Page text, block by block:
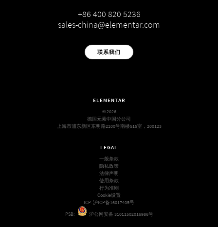
+86 400 820 5236
sales-china@elementar.com
联系我们
ELEMENTAR
© 2026
德国元素中国分公司
上海市浦东新区东明路2100号南楼515室，200123
LEGAL
一般条款
隐私政策
法律声明
使用条款
行为准则
Cookie设置
ICP:沪ICP备16017405号
PSB:
沪公网安备 31011502016986号